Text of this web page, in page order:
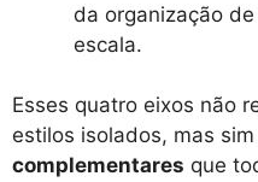
da organização
escala.
Esses quatro eixos não
estilos isolados, mas sim
complementares que